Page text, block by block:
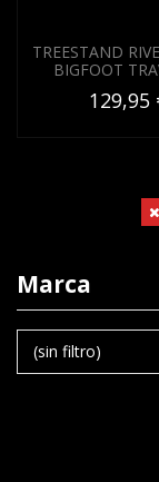
TREESTAND
BIGFOOT
129,95
Marca
(sin filtro)